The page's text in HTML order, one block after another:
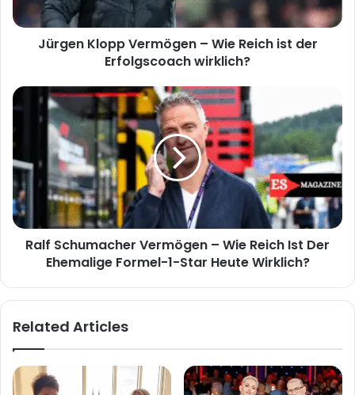
Erfolgscoach
wirklich?Jürgen Klopp Vermögen – Wie Reich ist der
Erfolgscoach wirklich?
Ralf
Schumacher
Vermögen
–
Wie
Reich
Ist
Der
Ehemalige
Formel-
Ralf Schumacher Vermögen – Wie Reich Ist Der
Ehemalige Formel-1-Star Heute Wirklich?
Related Articles